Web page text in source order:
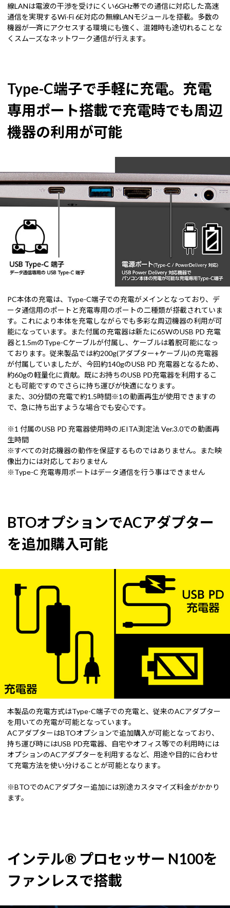
線LANは電波の干渉を受けにくい6GHz帯での通信に対応した高速
通信を実現するWi-Fi 6E対応の無線LANモジュールを搭載。多数の
機器が一斉にアクセスする環境にも強く、混雑時も途切れることな
くスムーズなネットワーク通信が行えます。
Type-C端子で手軽に充電。充電
専用ポート搭載で充電時でも周辺
機器の利用が可能
PC本体の充電は、Type-C端子での充電がメインとなっており、デ
ータ通信用のポートと充電専用のポートの二種類が搭載されていま
す。これにより本体を充電しながらでも多彩な周辺機器の利用が可
能になっています。また付属の充電器は新たに65WのUSB PD 充電
器と1.5mのType-Cケーブルが付属し、ケーブルは着脱可能になっ
ております。従来製品では約200g(アダプター+ケーブル)の充電器
が付属していましたが、今回約140gのUSB PD 充電器となるため、
約60gの軽量化に貢献。既にお持ちのUSB PD充電器を利用するこ
とも可能ですのでさらに持ち運びが快適になります。
また、30分間の充電で約1.5時間※1の動画再生が使用できますの
で、急に持ち出すような場合でも安心です。
※1 付属のUSB PD 充電器使用時のJEITA測定法 Ver.3.0での動画再
生時間
※すべての対応機器の動作を保証するものではありません。また映
像出力には対応しておりません
※Type-C 充電専用ポートはデータ通信を行う事はできません
BTOオプションでACアダプター
を追加購入可能
本製品の充電方式はType-C端子での充電と、従来のACアダプター
を用いての充電が可能となっています。
ACアダプターはBTOオプションで追加購入が可能となっており、
持ち運び時にはUSB PD充電器、自宅やオフィス等での利用時には
オプションのACアダプターを利用するなど、用途や目的に合わせ
て充電方法を使い分けることが可能となります。
※BTOでのACアダプター追加には別途カスタマイズ料金がかかり
ます。
インテル® プロセッサー N100を
ファンレスで搭載